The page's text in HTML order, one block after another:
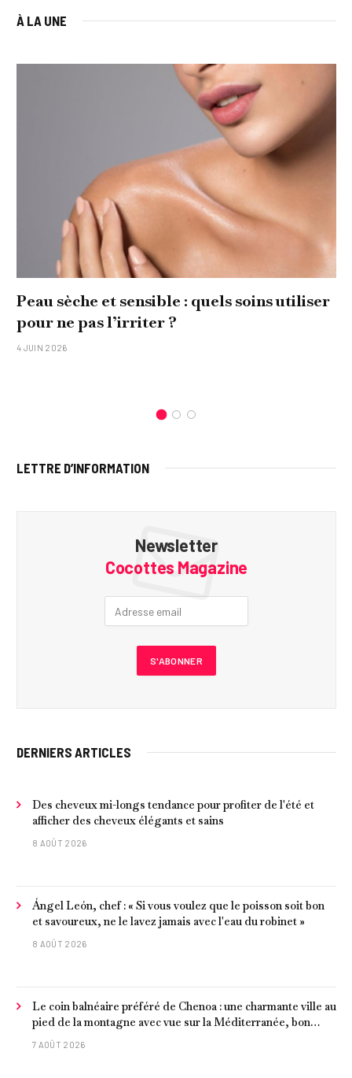
À LA UNE
Peau sèche et sensible : quels soins utiliser
pour ne pas l’irriter ?
4 JUIN 2026
LETTRE D’INFORMATION
Newsletter
Cocottes Magazine
DERNIERS ARTICLES
Des cheveux mi-longs tendance pour profiter de l'été et
afficher des cheveux élégants et sains
8 AOÛT 2026
Ángel León, chef : « Si vous voulez que le poisson soit bon
et savoureux, ne le lavez jamais avec l'eau du robinet »
8 AOÛT 2026
Le coin balnéaire préféré de Chenoa : une charmante ville au
pied de la montagne avec vue sur la Méditerranée, bon
poisson et criques isolées
7 AOÛT 2026